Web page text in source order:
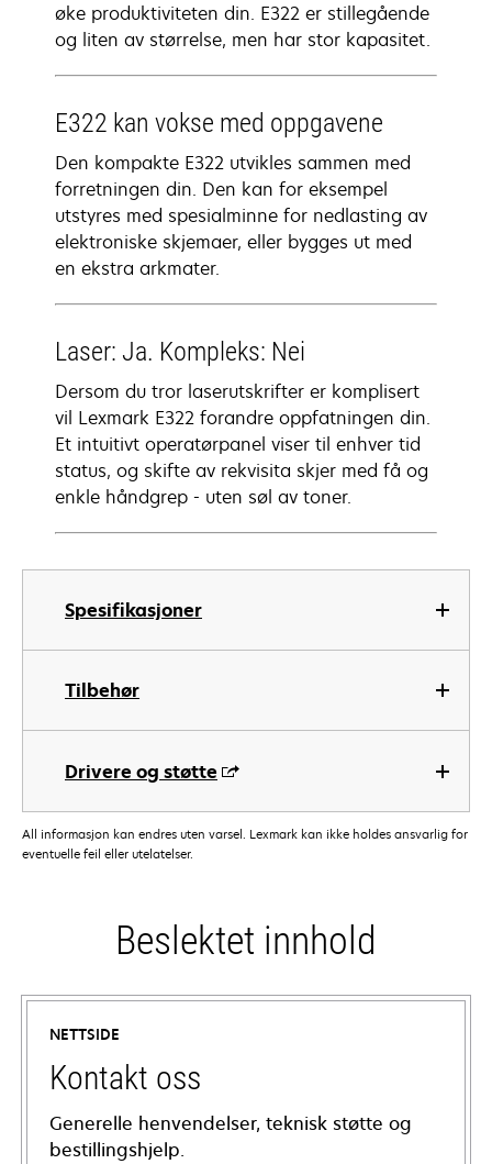
Spesifikasjoner
Tilbehør
Drivere og støtte
øke produktiviteten din. E322 er stillegående
og liten av størrelse, men har stor kapasitet.
E322 kan vokse med oppgavene
Den kompakte E322 utvikles sammen med
forretningen din. Den kan for eksempel
utstyres med spesialminne for nedlasting av
elektroniske skjemaer, eller bygges ut med
en ekstra arkmater.
Laser: Ja. Kompleks: Nei
Dersom du tror laserutskrifter er komplisert
vil Lexmark E322 forandre oppfatningen din.
Et intuitivt operatørpanel viser til enhver tid
status, og skifte av rekvisita skjer med få og
enkle håndgrep - uten søl av toner.
All informasjon kan endres uten varsel. Lexmark kan ikke holdes ansvarlig for
eventuelle feil eller utelatelser.
Beslektet innhold
NETTSIDE
Kontakt oss
Generelle henvendelser, teknisk støtte og
bestillingshjelp.